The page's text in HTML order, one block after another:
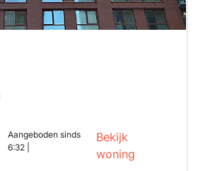
Aangeboden sinds
6:32 |
Bekijk
woning